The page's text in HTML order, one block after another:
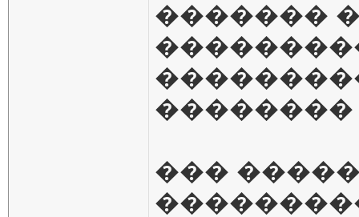
�������
��������
���